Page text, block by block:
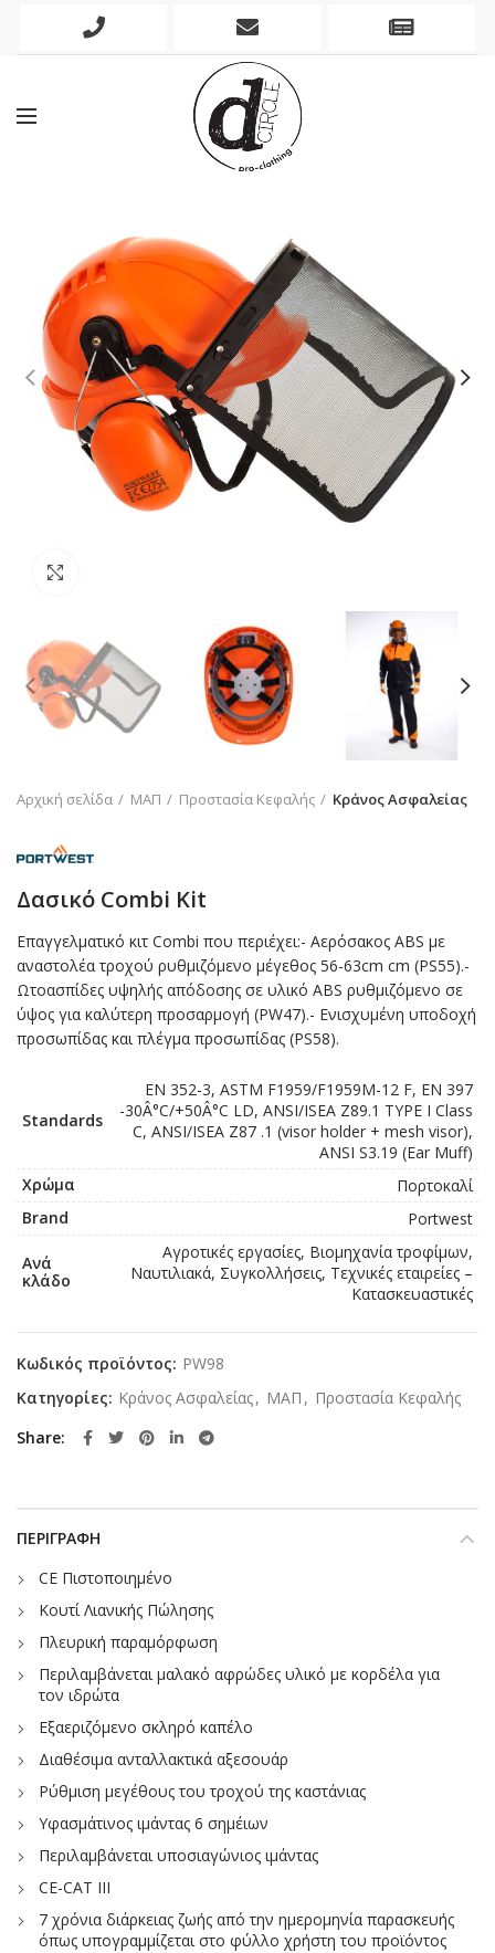
Phone
Mobile
Αρχική σελίδα ΜΑΠ Προστασία Κεφαλής Κράνος Ασφαλείας
Δασικό Combi Kit
Επαγγελματικό κιτ Combi που περιέχει:- Αερόσακος ABS με
αναστολέα τροχού ρυθμιζόμενο μέγεθος 56-63cm cm (PS55).-
Ωτοασπίδες υψηλής απόδοσης σε υλικό ABS ρυθμιζόμενο σε
ύψος για καλύτερη προσαρμογή (PW47).- Ενισχυμένη υποδοχή
προσωπίδας και πλέγμα προσωπίδας (PS58).
Standards
EN 352-3, ASTM F1959/F1959M-12 F, EN 397
-30Â°C/+50Â°C LD, ANSI/ISEA Z89.1 TYPE I Class
C, ANSI/ISEA Z87 .1 (visor holder + mesh visor),
ANSI S3.19 (Ear Muff)
Χρώμα
Πορτοκαλί
Brand
Portwest
Ανά
κλάδο
Αγροτικές εργασίες, Βιομηχανία τροφίμων,
Ναυτιλιακά, Συγκολλήσεις, Τεχνικές εταιρείες –
Κατασκευαστικές
Κωδικός προϊόντος: PW98
Κατηγορίες: Κράνος Ασφαλείας, ΜΑΠ , Προστασία Κεφαλής
Share
ΠΕΡΙΓΡΑΦΉ
CE Πιστοποιημένο
Κουτί Λιανικής Πώλησης
Πλευρική παραμόρφωση
Περιλαμβάνεται μαλακό αφρώδες υλικό με κορδέλα για
τον ιδρώτα
Εξαεριζόμενο σκληρό καπέλο
Διαθέσιμα ανταλλακτικά αξεσουάρ
Ρύθμιση μεγέθους του τροχού της καστάνιας
Υφασμάτινος ιμάντας 6 σημέιων
Περιλαμβάνεται υποσιαγώνιος ιμάντας
CE-CAT III
7 χρόνια διάρκειας ζωής από την ημερομηνία παρασκευής
όπως υπογραμμίζεται στο φύλλο χρήστη του προϊόντος